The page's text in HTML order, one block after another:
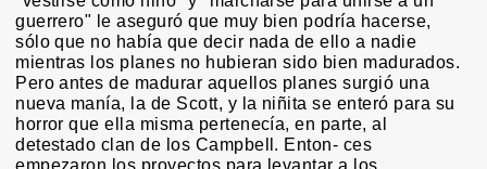
guerrero" le aseguró que muy bien podría hacerse,
sólo que no había que decir nada de ello a nadie
mientras los planes no hubieran sido bien madurados.
Pero antes de madurar aquellos planes surgió una
nueva manía, la de Scott, y la niñita se enteró para su
horror que ella misma pertenecía, en parte, al
detestado clan de los Campbell. Enton- ces
empezaron los proyectos para levantar a los